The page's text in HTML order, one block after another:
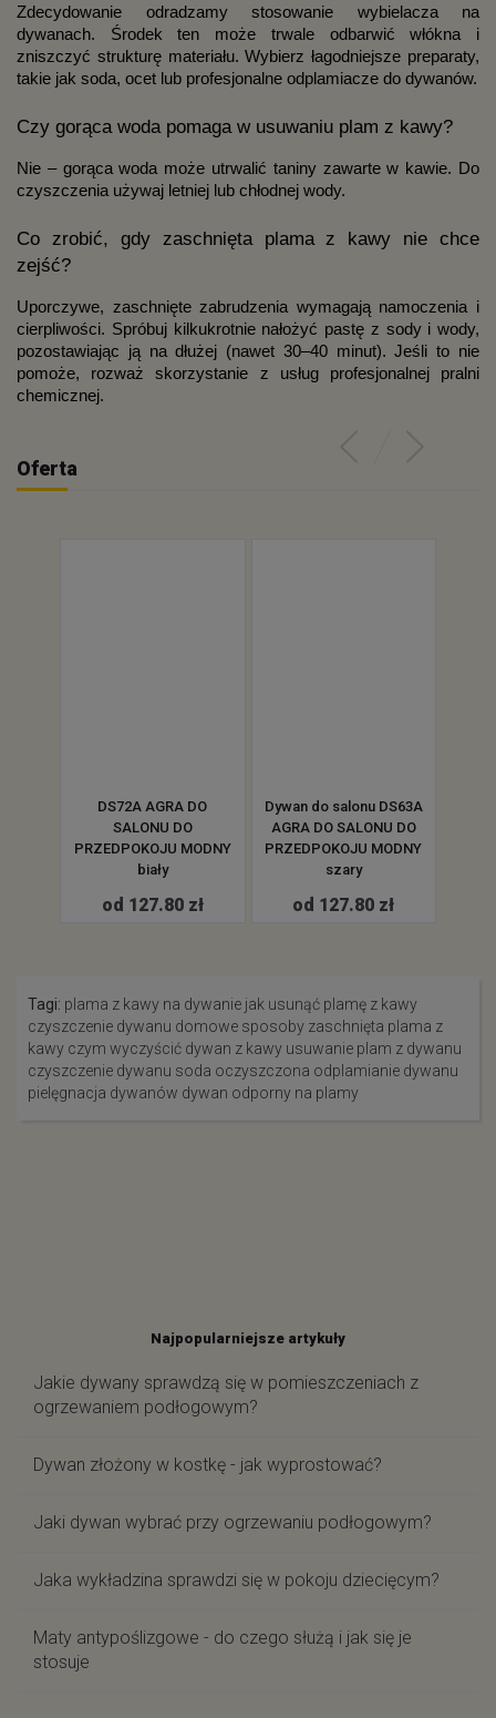
Zdecydowanie odradzamy stosowanie wybielacza na
dywanach. Środek ten może trwale odbarwić włókna i
zniszczyć strukturę materiału. Wybierz łagodniejsze preparaty,
takie jak soda, ocet lub profesjonalne odplamiacze do dywanów.
Czy gorąca woda pomaga w usuwaniu plam z kawy?
Nie – gorąca woda może utrwalić taniny zawarte w kawie. Do
czyszczenia używaj letniej lub chłodnej wody.
Co zrobić, gdy zaschnięta plama z kawy nie chce
zejść?
Uporczywe, zaschnięte zabrudzenia wymagają namoczenia i
cierpliwości. Spróbuj kilkukrotnie nałożyć pastę z sody i wody,
pozostawiając ją na dłużej (nawet 30–40 minut). Jeśli to nie
pomoże, rozważ skorzystanie z usług profesjonalnej pralni
chemicznej.
Oferta
DS72A AGRA DO
SALONU DO
PRZEDPOKOJU MODNY
biały
od 127.80 zł
Dywan do salonu DS63A
AGRA DO SALONU DO
PRZEDPOKOJU MODNY
szary
od 127.80 zł
Tagi: plama z kawy na dywanie jak usunąć plamę z kawy
czyszczenie dywanu domowe sposoby zaschnięta plama z
kawy czym wyczyścić dywan z kawy usuwanie plam z dywanu
czyszczenie dywanu soda oczyszczona odplamianie dywanu
pielęgnacja dywanów dywan odporny na plamy
Najpopularniejsze artykuły
Jakie dywany sprawdzą się w pomieszczeniach z
ogrzewaniem podłogowym?
Dywan złożony w kostkę - jak wyprostować?
Jaki dywan wybrać przy ogrzewaniu podłogowym?
Jaka wykładzina sprawdzi się w pokoju dziecięcym?
Maty antypoślizgowe - do czego służą i jak się je
stosuje